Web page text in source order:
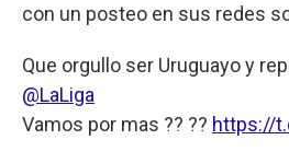
con un posteo en sus redes
Que orgullo ser Uruguayo y
@LaLiga
Vamos por mas ?? ?? https://